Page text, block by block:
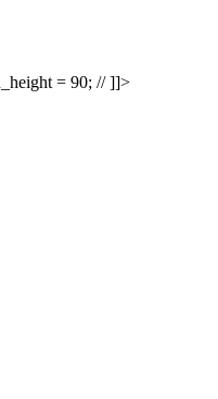
= 90; // ]]>